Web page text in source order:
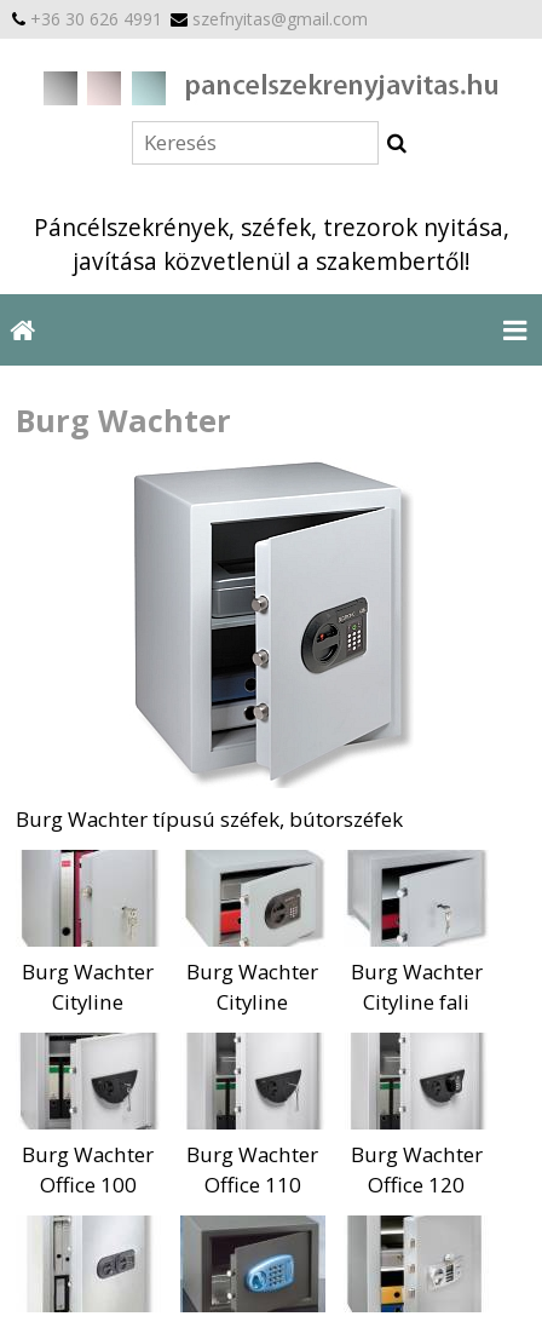
+36 30 626 4991 szefnyitas@gmail.com
Páncélszekrények, széfek, trezorok nyitása,
javítása közvetlenül a szakembertől!
Burg Wachter
Burg Wachter típusú széfek, bútorszéfek
Burg Wachter
Cityline
Burg Wachter
Cityline
Burg Wachter
Cityline fali
Burg Wachter
Office 100
Burg Wachter
Office 110
Burg Wachter
Office 120